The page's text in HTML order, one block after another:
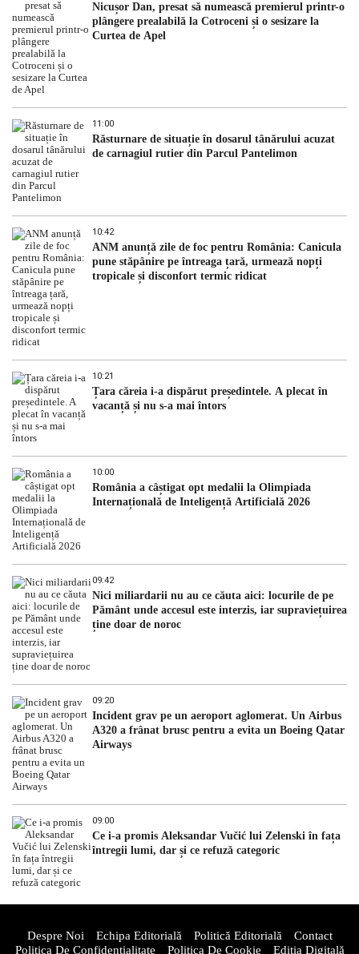
Nicușor Dan, presat să numească premierul printr-o
plângere prealabilă la Cotroceni și o sesizare la
Curtea de Apel
11:00
Răsturnare de situație în dosarul tânărului acuzat
de carnagiul rutier din Parcul Pantelimon
10:42
ANM anunță zile de foc pentru România: Canicula
pune stăpânire pe întreaga țară, urmează nopți
tropicale și disconfort termic ridicat
10:21
Țara căreia i-a dispărut președintele. A plecat în
vacanță și nu s-a mai întors
10:00
România a câștigat opt medalii la Olimpiada
Internațională de Inteligență Artificială 2026
09:42
Nici miliardarii nu au ce căuta aici: locurile de pe
Pământ unde accesul este interzis, iar supraviețuirea
ține doar de noroc
09:20
Incident grav pe un aeroport aglomerat. Un Airbus
A320 a frânat brusc pentru a evita un Boeing Qatar
Airways
09:00
Ce i-a promis Aleksandar Vučić lui Zelenski în fața
întregii lumi, dar și ce refuză categoric
Despre Noi Echipa Editorială Politică Editorială
Contact
Politica De Confidentialitate
Politica De Cookie Ediția Digitală